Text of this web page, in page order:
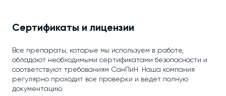
Сертификаты и лицензии
Все препараты, которые мы используем в работе,
обладают необходимыми сертификатами безопасности и
соответствуют требованиям СанПиН. Наша компания
регулярно проходит все проверки и ведет полную
документацию.